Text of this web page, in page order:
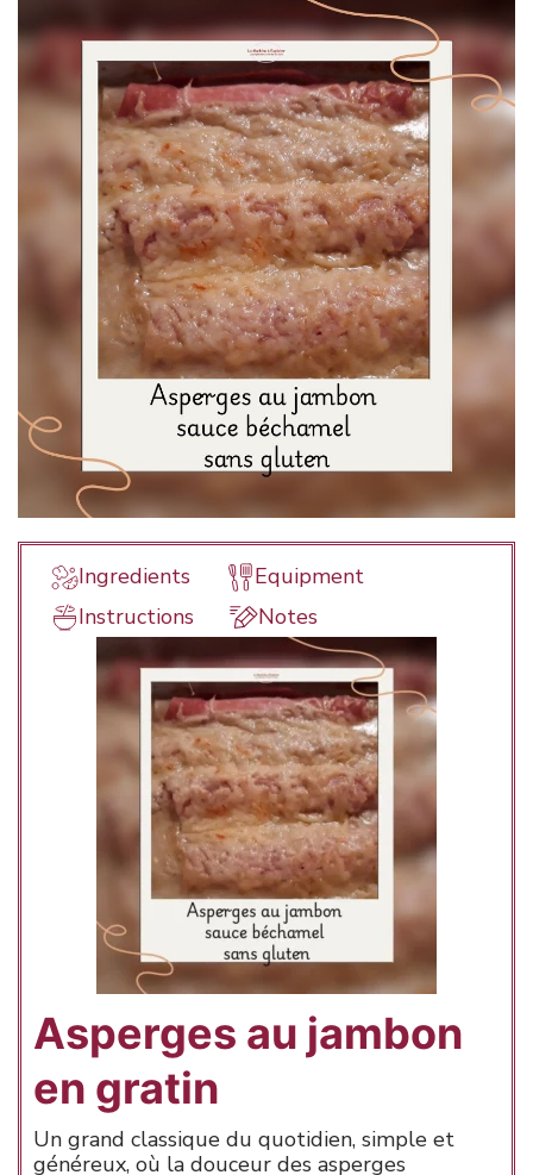
Ingredients
Equipment
Instructions
Notes
Asperges au jambon
en gratin
Un grand classique du quotidien, simple et
généreux, où la douceur des asperges